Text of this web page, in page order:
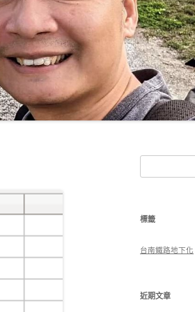
尋
鍵
標籤
台南鐵路地下化
近期文章